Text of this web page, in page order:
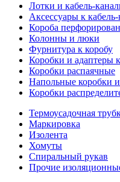
Лотки и кабель-
Аксессуары к
Короба
Колонны и люки
Фурнитура к коробу
Коробки и адаптеры
Коробки распаячные
Напольные коробки
Коробки
Термоусадочная
Маркировка
Изолента
Хомуты
Спиральный рукав
Прочие